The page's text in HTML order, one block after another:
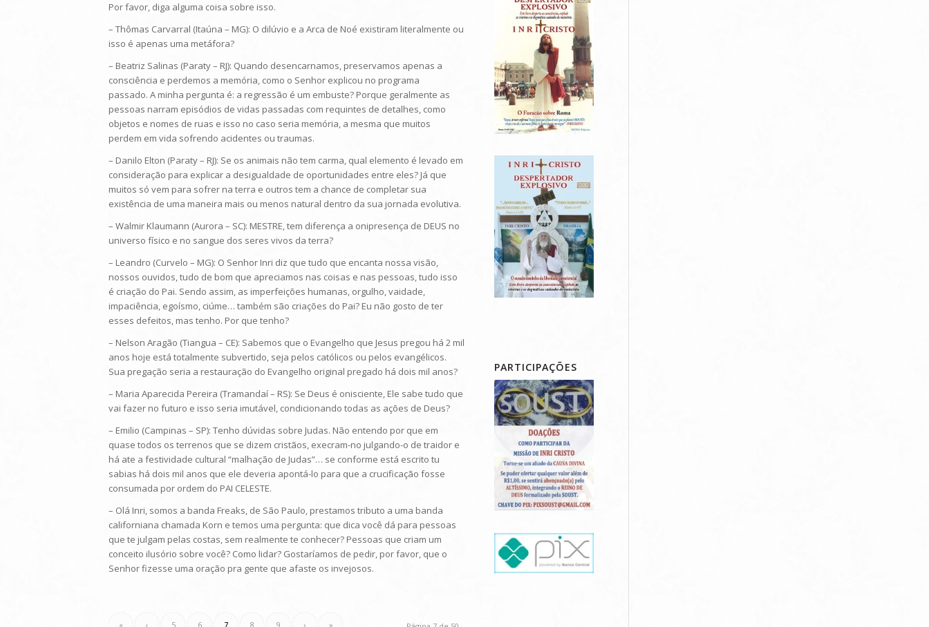
Por favor, diga alguma coisa sobre isso.
– Thômas Carvarral (Itaúna – MG): O dilúvio e a Arca de Noé existiram literalmente ou
isso é apenas uma metáfora?
– Beatriz Salinas (Paraty – RJ): Quando desencarnamos, preservamos apenas a
consciência e perdemos a memória, como o Senhor explicou no programa
passado. A minha pergunta é: a regressão é um embuste? Porque geralmente as
pessoas narram episódios de vidas passadas com requintes de detalhes, como
objetos e nomes de ruas e isso no caso seria memória, a mesma que muitos
perdem em vida sofrendo acidentes ou traumas.
– Danilo Elton (Paraty – RJ): Se os animais não tem carma, qual elemento é levado em
consideração para explicar a desigualdade de oportunidades entre eles? Já que
muitos só vem para sofrer na terra e outros tem a chance de completar sua
existência de uma maneira mais ou menos natural dentro da sua jornada evolutiva.
– Walmir Klaumann (Aurora – SC): MESTRE, tem diferença a onipresença de DEUS no
universo físico e no sangue dos seres vivos da terra?
– Leandro (Curvelo – MG): O Senhor Inri diz que tudo que encanta nossa visão,
nossos ouvidos, tudo de bom que apreciamos nas coisas e nas pessoas, tudo isso
é criação do Pai. Sendo assim, as imperfeições humanas, orgulho, vaidade,
impaciência, egoísmo, ciúme… também são criações do Pai? Eu não gosto de ter
esses defeitos, mas tenho. Por que tenho?
– Nelson Aragão (Tiangua – CE): Sabemos que o Evangelho que Jesus pregou há 2 mil
anos hoje está totalmente subvertido, seja pelos católicos ou pelos evangélicos.
Sua pregação seria a restauração do Evangelho original pregado há dois mil anos?
– Maria Aparecida Pereira (Tramandaí – RS): Se Deus é onisciente, Ele sabe tudo que
vai fazer no futuro e isso seria imutável, condicionando todas as ações de Deus?
– Emilio (Campinas – SP): Tenho dúvidas sobre Judas. Não entendo por que em
quase todos os terrenos que se dizem cristãos, execram-no julgando-o de traidor e
há ate a festividade cultural “malhação de Judas”… se conforme está escrito tu
sabias há dois mil anos que ele deveria apontá-lo para que a crucificação fosse
consumada por ordem do PAI CELESTE.
– Olá Inri, somos a banda Freaks, de São Paulo, prestamos tributo a uma banda
californiana chamada Korn e temos uma pergunta: que dica você dá para pessoas
que te julgam pelas costas, sem realmente te conhecer? Pessoas que criam um
conceito ilusório sobre você? Como lidar? Gostaríamos de pedir, por favor, que o
Senhor fizesse uma oração pra gente que afaste os invejosos.
« ‹ 5 6 7 8 9 › »
PARTICIPAÇÕES